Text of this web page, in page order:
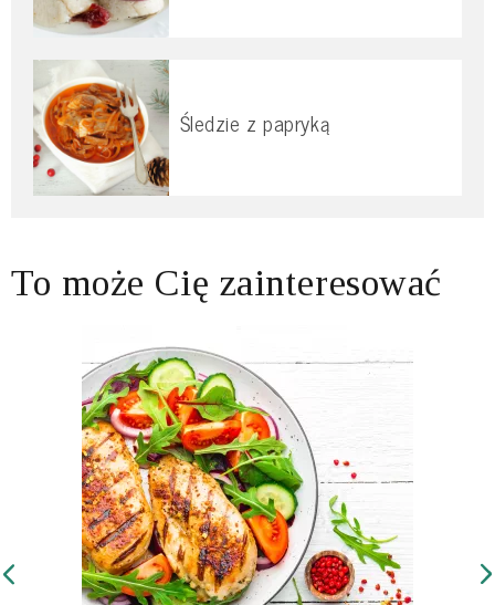
Śledzie z papryką
To może Cię zainteresować